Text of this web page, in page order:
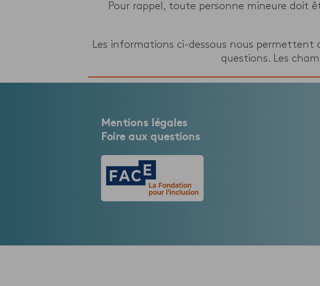
Pour rappel, toute personne mineure doit
Les informations ci-dessous nous
questions. Les
Mentions légales
Foire aux questions